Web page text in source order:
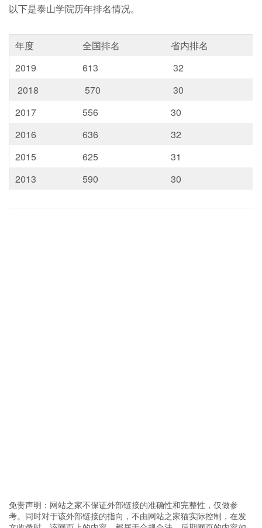
以下是泰山学院历年排名情况。
年度 全国排名
省内排名
2019
613
32
2018
570
30
2017
556
30
2016
636
32
2015
625
31
2013
590 30
免责声明：网站之家不保证外部链接的准确性和完整性，仅做参
考。同时对于该外部链接的指向，不由网站之家猫实际控制，在发